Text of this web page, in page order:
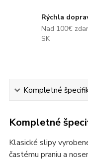
Rýchla
Nad 100€
SK
Kompletné
Kompletné
Klasické slipy
častému praniu a